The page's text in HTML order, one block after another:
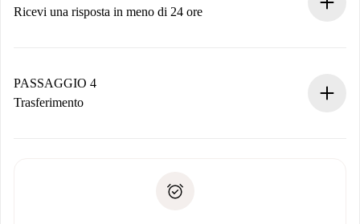
Ricevi una risposta in meno di 24 ore
contatto con il proprietario.
Se rifiutata: non ti addebiteremo nulla e ti proporremo
Domiciliazione del pagamento
PASSAGGIO 4
Trasferimento
solo se non segnali problemi.